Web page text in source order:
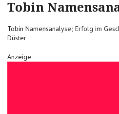
Tobin
Tobin Namensanalyse; Erfolg im
Düster
Anzeige